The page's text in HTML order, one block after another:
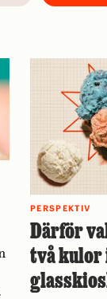
PERSPEKTIV
Därför
två kulor